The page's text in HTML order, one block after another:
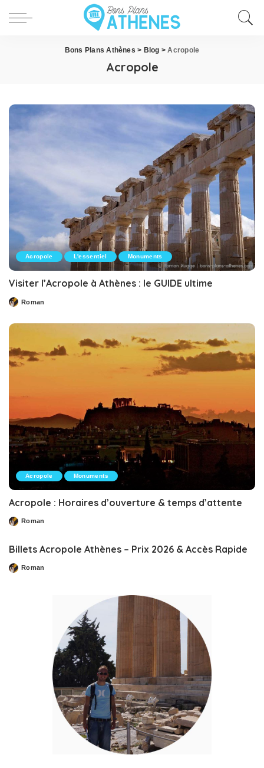
Bons Plans Athènes > Blog >Acropole
Acropole
Acropole L'essentiel Monuments
Visiter l’Acropole à Athènes : le GUIDE ultime
PostedRoman
Acropole Monuments
Acropole : Horaires d’ouverture & temps d’attente
PostedRoman
Billets Acropole Athènes – Prix 2026 & Accès Rapide
PostedRoman